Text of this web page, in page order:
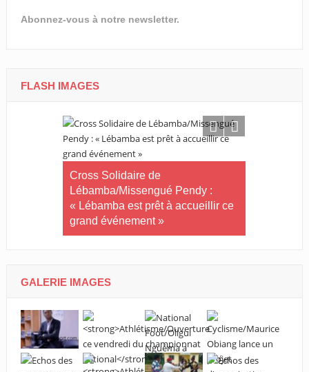
Abonnez-vous à notre newsletter.
FLASH IMAGES
Cross Solidaire de
Lébamba/Missengué Pendy :
« Lébamba est prêt à accueillir ce
grand événement »
GALERIE IMAGES